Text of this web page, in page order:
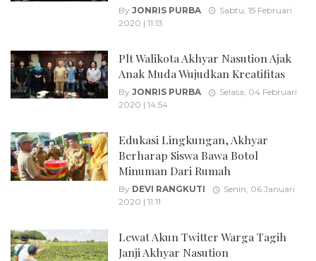
By JONRIS PURBA
Sabtu, 15 Februari
2020 | 11:13
Plt Walikota Akhyar Nasution Ajak
Anak Muda Wujudkan Kreatifitas
By JONRIS PURBA
Selasa, 04 Februari
2020 | 14:54
Edukasi Lingkungan, Akhyar
Berharap Siswa Bawa Botol
Minuman Dari Rumah
By DEVI RANGKUTI
Senin, 06 Januari
2020 | 11:11
Lewat Akun Twitter Warga Tagih
Janji Akhyar Nasution